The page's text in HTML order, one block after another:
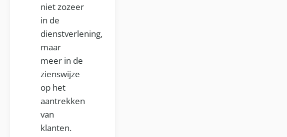
niet zozeer
in de
dienstverlening,
maar
meer in de
zienswijze
op het
aantrekken
van
klanten.